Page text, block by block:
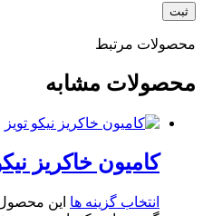
محصولات مرتبط
محصولات مشابه
کامیون خاکریز
انتخاب گزینه ها این